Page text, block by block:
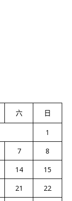
六 日
1
7
8
14
15
21
22